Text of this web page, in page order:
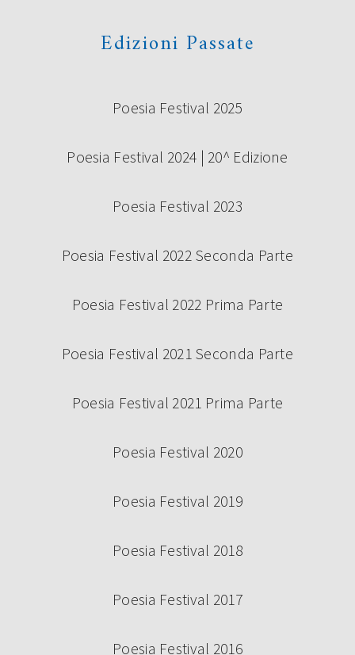
Edizioni Passate
Poesia Festival 2025
Poesia Festival 2024 | 20^ Edizione
Poesia Festival 2023
Poesia Festival 2022 Seconda Parte
Poesia Festival 2022 Prima Parte
Poesia Festival 2021 Seconda Parte
Poesia Festival 2021 Prima Parte
Poesia Festival 2020
Poesia Festival 2019
Poesia Festival 2018
Poesia Festival 2017
Poesia Festival 2016